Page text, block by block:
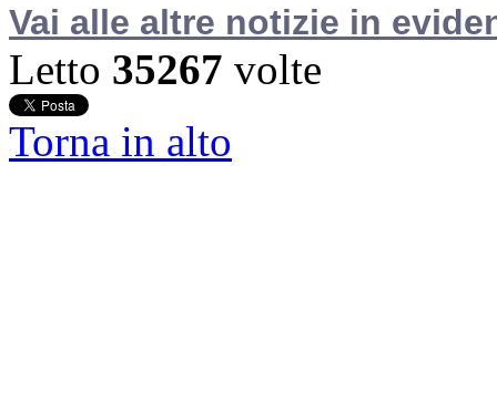
Vai alle altre notizie in
Letto 35267 volte
Torna in alto